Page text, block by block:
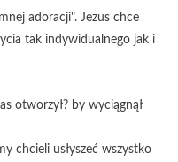
adoracji". Jezus chce
tak indywidualnego jak i
otworzył? by wyciągnął
chcieli usłyszeć wszystko